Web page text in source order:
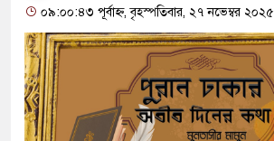
০৯:০০:৪৩ পূর্বাহ্ন, বৃহস্পতিবার, ২৭ নভেম্বর ২০২৫